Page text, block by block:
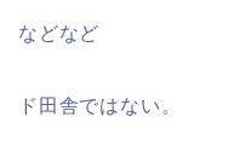
などなど
ド田舎ではない。